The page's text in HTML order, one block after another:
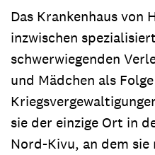
Das Krankenhaus von
inzwischen
schwerwiegenden
und Mädchen als
sie der einzige Ort in
Nord-Kivu, an dem